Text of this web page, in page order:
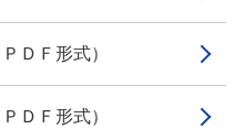
ＤＦ形式）
ＤＦ形式）